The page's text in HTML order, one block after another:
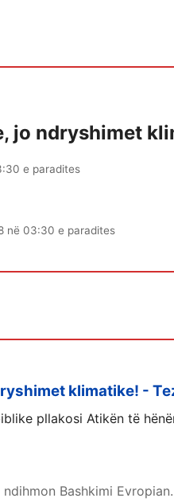
jo ndryshimet
e paradites
në 03:30 e paradites
klimatike! -
pllakosi Atikën të
Bashkimi